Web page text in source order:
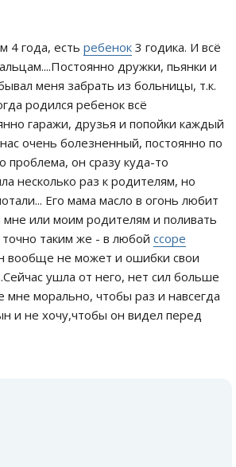
года, есть ребенок 3 годика. И всё
дружки, пьянки и
меня забрать из больницы, т.к.
родился ребенок всё
гаражи, друзья и попойки каждый
очень болезненный, постоянно по
проблема, он сразу куда-то
несколько раз к родителям, но
Его мама масло в огонь любит
или моим родителям и поливать
таким же - в любой ссоре
вообще не может и ошибки свои
ушла от него, нет сил больше
мне морально, чтобы раз и навсегда
и не хочу,чтобы он видел перед